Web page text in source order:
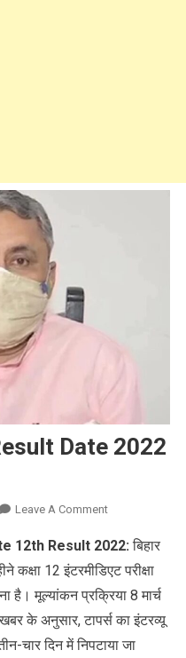
Date 2022
Leave A CommentOn
Board
12th
Result
Date
12th Result 2022: बिहार
कक्षा 12 इंटरमीडिएट परीक्षा
है। मूल्यांकन प्रक्रिया 8 मार्च
के अनुसार, टापर्स का इंटरव्यू
चार दिन में निपटाया जा